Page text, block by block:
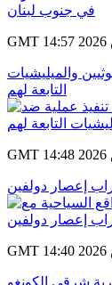
والميليشيات
التابعة لهم
إعصار دولفين
في قرية شرقي الكونغو